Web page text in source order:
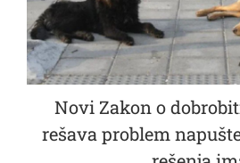
Novi Zakon o
rešava problem